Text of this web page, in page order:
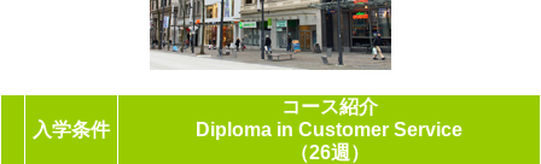
入学条件
コース紹介
Diploma in Customer Service
（26週）